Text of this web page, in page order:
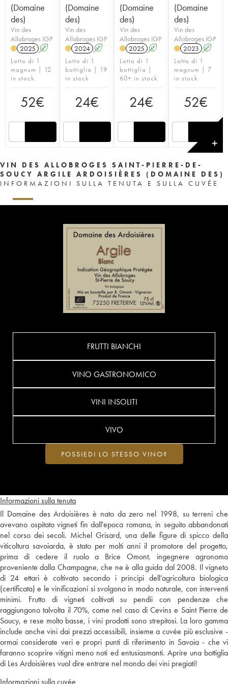
(Domaine
des)
Vin des
Allobroges IGP
2025 A
Lotto di 1
magnum | 12
in stock
52€
(Domaine
des)
Vin des
Allobroges IGP
2024 A
Lotto di 1
bottiglia | 19
in stock
24€
(Domaine
des)
Vin des
Allobroges IGP
2025 A
Lotto di 1
bottiglia |
60+ in stock
24€
(Domaine
des)
Vin des
Allobroges IGP
2023 A
Lotto di 1
magnum | 7
in stock
52€
✕
VIN DES ALLOBROGES SAINT-PIERRE-DE-
SOUCY ARGILE ARDOISIÈRES (DOMAINE DES)
INFORMAZIONI SULLA TENUTA E SULLA CUVÉE
Informazioni sulla tenuta
Il Domaine des Ardoisières è nato da zero nel 1998, su terreni che
avevano ospitato vigneti fin dall'epoca romana, in seguito abbandonati
nel corso dei secoli. Michel Grisard, una delle figure di spicco della
viticoltura savoiarda, è stato per molti anni il promotore del progetto,
prima di cedere il ruolo a Brice Omont, ingegnere agronomo
proveniente dalla Champagne, che ne è alla guida dal 2008. Il vigneto
di 24 ettari è coltivato secondo i principi dell’agricoltura biologica
(certificata) e le vinificazioni si svolgono in modo naturale, con interventi
minimi. Frutto di vigneti coltivati su pendii con pendenze che
raggiungono talvolta il 70%, come nel caso di Cevins e Saint Pierre de
Soucy, e rese molto basse, i vini prodotti sono strepitosi. La loro gamma
include anche vini dai prezzi accessibili, insieme a cuvée più esclusive -
ormai considerate veri e propri punti di riferimento in Savoia - che vi
faranno scoprire vitigni meno noti ed entusiasmanti. Aprire una bottiglia
di Les Ardoisières vuol dire entrare nel mondo dei vini pregiati!
Informazioni sulla cuvée
FRUTTI BIANCHI
VINO GASTRONOMICO
VINI INSOLITI
VIVO
POSSIEDI LO STESSO VINO?